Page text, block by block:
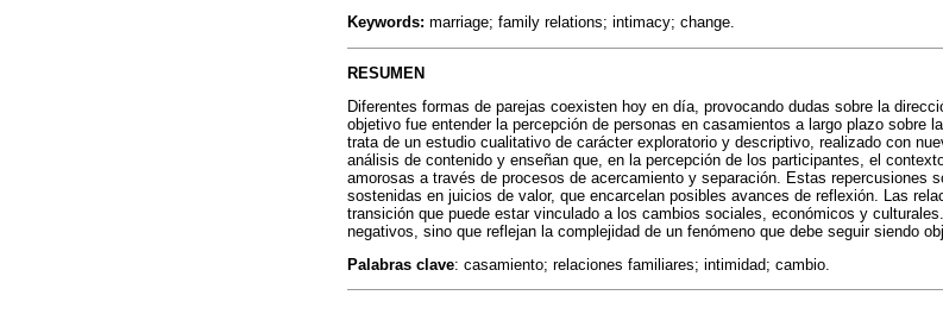
Keywords: marriage; family relations; intimacy; change.
RESUMEN
Diferentes formas de parejas coexisten hoy en día, provocando dudas sobre la
objetivo fue entender la percepción de personas en casamientos a largo plazo sobre
trata de un estudio cualitativo de carácter exploratorio y descriptivo, realizado con
análisis de contenido y enseñan que, en la percepción de los participantes, el
amorosas a través de procesos de acercamiento y separación. Estas repercusiones
sostenidas en juicios de valor, que encarcelan posibles avances de reflexión. Las
transición que puede estar vinculado a los cambios sociales, económicos y
negativos, sino que reflejan la complejidad de un fenómeno que debe seguir siendo
Palabras clave: casamiento; relaciones familiares; intimidad; cambio.